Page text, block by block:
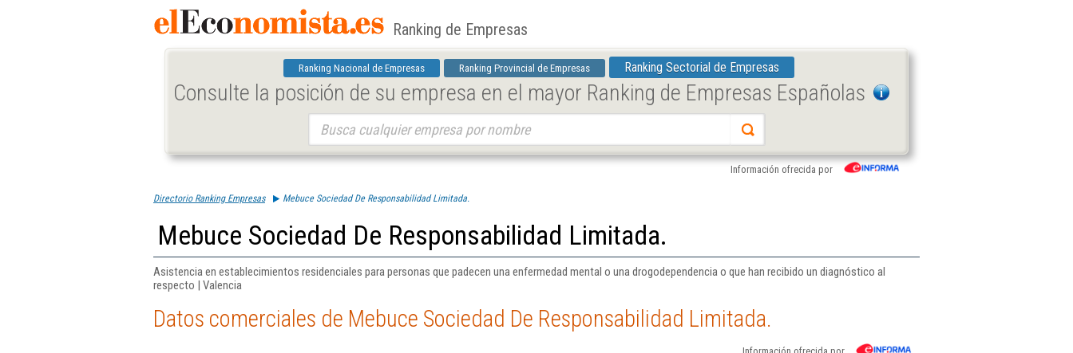
Ranking de Empresas
Ranking Nacional de Empresas Ranking Provincial de Empresas Ranking Sectorial de Empresas
Consulte la posición de su empresa en el mayor Ranking de Empresas Españolas
Información ofrecida por
Directorio Ranking Empresas Mebuce Sociedad De Responsabilidad Limitada.
Mebuce Sociedad De Responsabilidad Limitada.
Asistencia en establecimientos residenciales para personas que padecen una enfermedad mental o una drogodependencia o que han recibido un diagnóstico al
respecto | Valencia
Datos comerciales de Mebuce Sociedad De Responsabilidad Limitada.
Información ofrecida por